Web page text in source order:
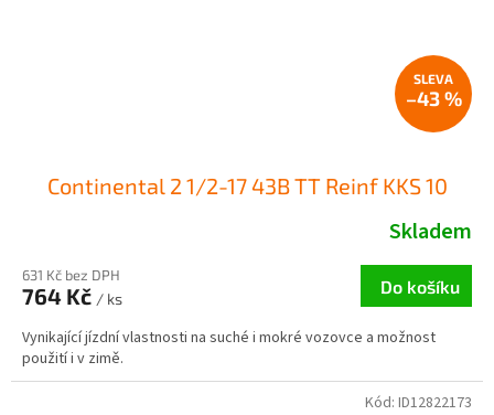
–43 %
Continental 2 1/2-17 43B TT Reinf KKS 10
Skladem
631 Kč bez DPH
764 Kč / ks
Do košíku
Vynikající jízdní vlastnosti na suché i mokré vozovce a možnost
použití i v zimě.
Kód: ID12822173